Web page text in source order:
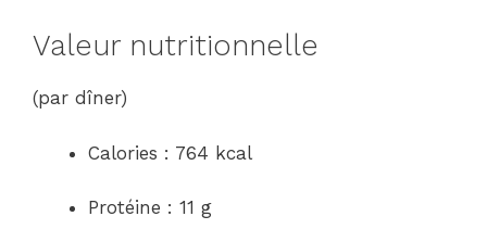
Valeur nutritionnelle
(par dîner)
Calories : 764 kcal
Protéine : 11 g